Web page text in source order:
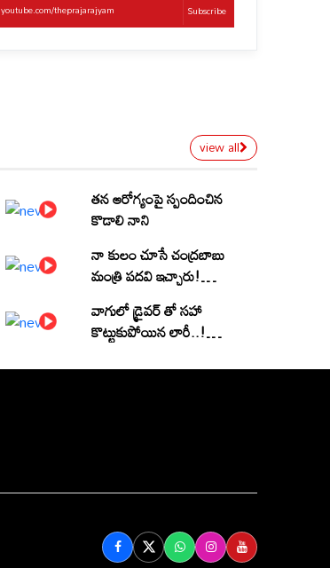
youtube.com/theprajarajyam Subscribe
view all
తన ఆరోగ్యంపై స్పందించిన
కొడాలి నాని
నా కులం చూసే చంద్రబాబు
మంత్రి పదవి ఇచ్చారు!
(వీడియో)
వాగులో డ్రైవర్ తో సహా
కొట్టుకుపోయిన లారీ..! |
Inflow In khammam |